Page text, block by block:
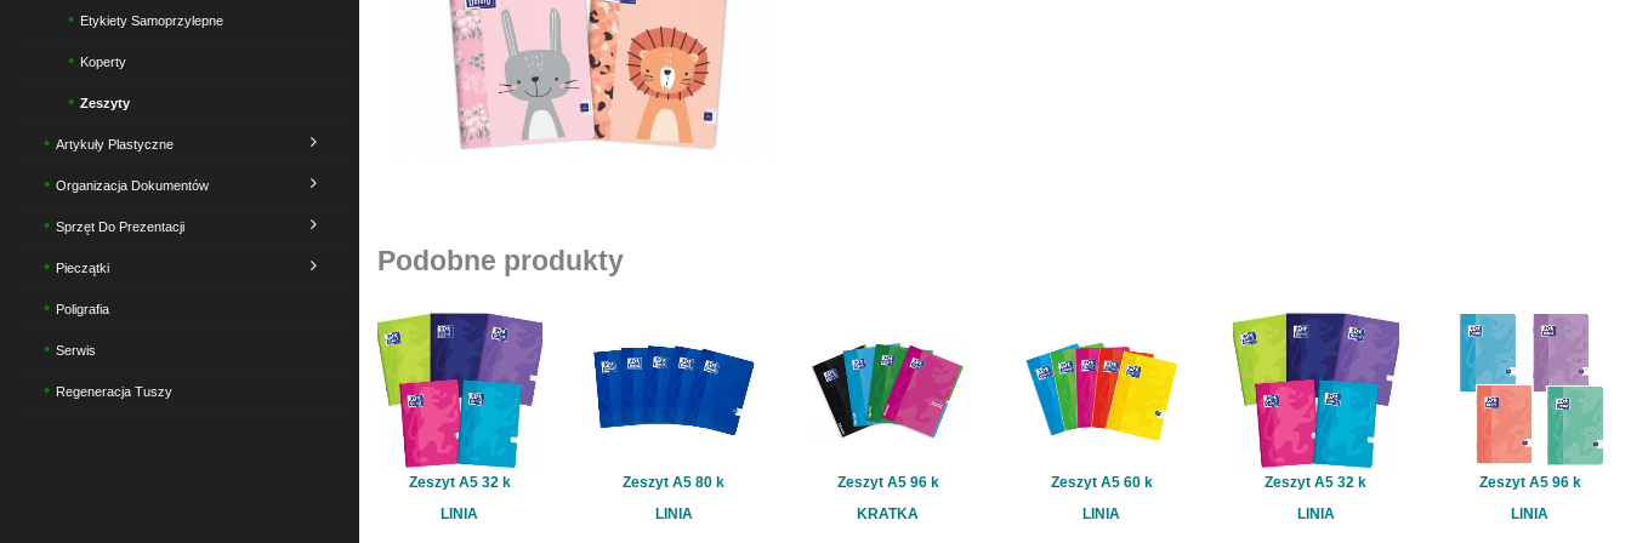
Etykiety Samoprzylepne
Koperty
Zeszyty
Artykuły Plastyczne
Organizacja Dokumentów
Sprzęt Do Prezentacji
Pieczątki
Poligrafia
Serwis
Regeneracja Tuszy
Podobne produkty
Zeszyt A5 32 k
LINIA
Zeszyt A5 80 k
LINIA
Zeszyt A5 96 k
KRATKA
Zeszyt A5 60 k
LINIA
Zeszyt A5 32 k
LINIA
Zeszyt A5 96 k
LINIA